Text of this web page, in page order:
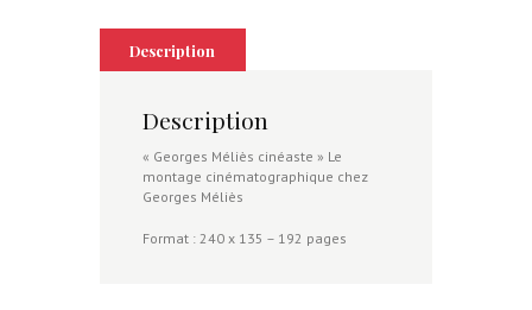
Description
Description
« Georges Méliès cinéaste » Le
montage cinématographique chez
Georges Méliès
Format : 240 x 135 – 192 pages